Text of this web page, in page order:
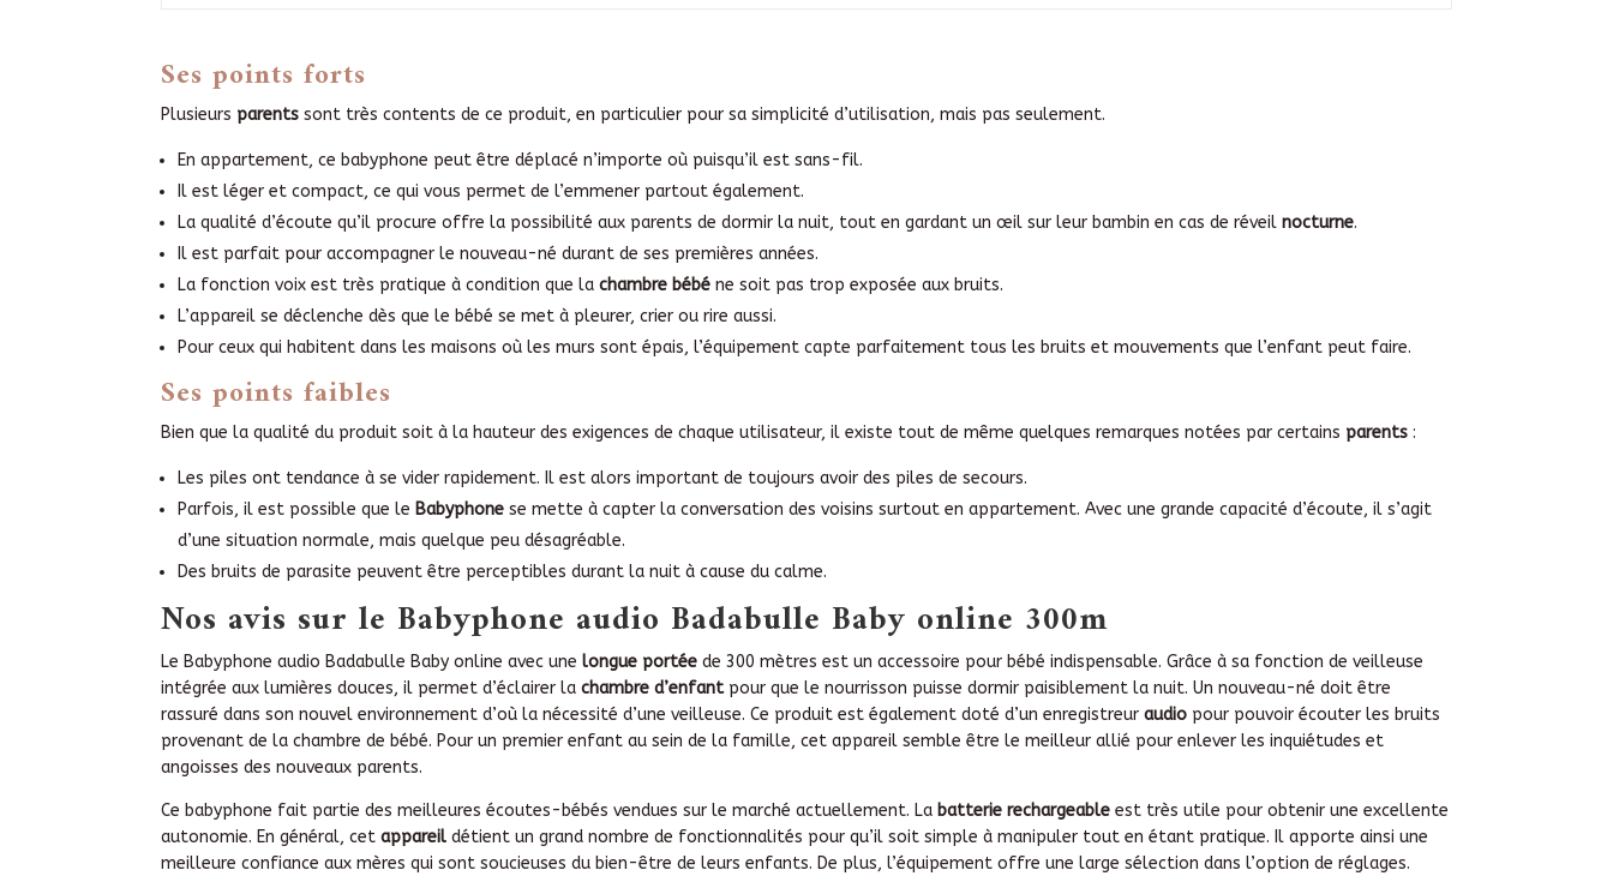
Ses points forts
Plusieurs parents sont très contents de ce produit, en particulier pour sa simplicité d’utilisation, mais pas seulement.
En appartement, ce babyphone peut être déplacé n’importe où puisqu’il est sans-fil.
Il est léger et compact, ce qui vous permet de l’emmener partout également.
La qualité d’écoute qu’il procure offre la possibilité aux parents de dormir la nuit, tout en gardant un œil sur leur bambin en cas de réveilnocturne.
Il est parfait pour accompagner le nouveau-né durant de ses premières années.
La fonction voix est très pratique à condition que lachambre bébé ne soit pas trop exposée aux bruits.
L’appareil se déclenche dès que le bébé se met à pleurer, crier ou rire aussi.
Pour ceux qui habitent dans les maisons où les murs sont épais, l’équipement capte parfaitement tous les bruits et mouvements que l’enfant peut faire.
Ses points faibles
Bien que la qualité du produit soit à la hauteur des exigences de chaque utilisateur, il existe tout de même quelques remarques notées par certains parents :
Les piles ont tendance à se vider rapidement. Il est alors important de toujours avoir des piles de secours.
Parfois, il est possible que le Babyphone se mette à capter la conversation des voisins surtout en appartement. Avec une grande capacité d’écoute, il s’agit
d’une situation normale, mais quelque peu désagréable.
Des bruits de parasite peuvent être perceptibles durant la nuit à cause du calme.
Nos avis sur le Babyphone audio Badabulle Baby online 300m
Le Babyphone audio Badabulle Baby online avec unelongue portée de 300 mètres est un accessoire pour bébé indispensable. Grâce à sa fonction de veilleuse
intégrée aux lumières douces, il permet d’éclairer lachambre d’enfantpour que le nourrisson puisse dormir paisiblement la nuit. Un nouveau-né doit être
rassuré dans son nouvel environnement d’où la nécessité d’une veilleuse. Ce produit est également doté d’un enregistreuraudio pour pouvoir écouter les bruits
provenant de la chambre de bébé. Pour un premier enfant au sein de la famille, cet appareil semble être le meilleur allié pour enlever les inquiétudes et
angoisses des nouveaux parents.
Ce babyphone fait partie des meilleures écoutes-bébés vendues sur le marché actuellement. La batterie rechargeable est très utile pour obtenir une excellente
autonomie. En général, cetappareil détient un grand nombre de fonctionnalités pour qu’il soit simple à manipuler tout en étant pratique. Il apporte ainsi une
meilleure confiance aux mères qui sont soucieuses du bien-être de leurs enfants. De plus, l’équipement offre une large sélection dans l’option de réglages.